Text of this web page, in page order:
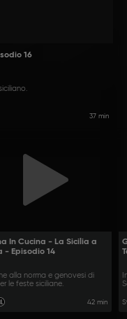
16
37 min
In Cucina - La Sicilia a
- Episodio 14
alla norma e genovesi di
le feste siciliane.
42 min